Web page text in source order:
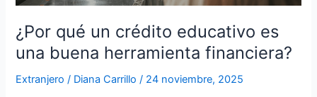
¿Por qué un crédito educativo es
una buena herramienta financiera?
Extranjero / Diana Carrillo/ 24 noviembre, 2025
una
buena
herramienta
financiera?